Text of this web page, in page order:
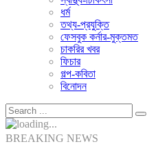
ধর্ম
তথ্য-প্রযুক্তি
ফেসবুক কর্নার-মুক্তমত
চাকরির খবর
ফিচার
গল্প-কবিতা
বিনোদন
BREAKING NEWS